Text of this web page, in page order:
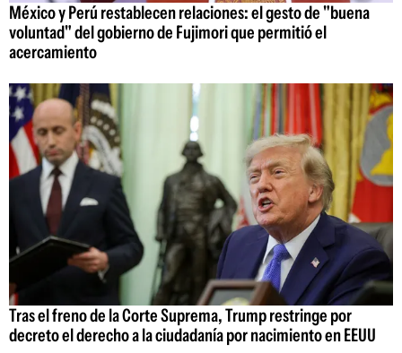
México y Perú restablecen relaciones: el gesto de "buena
voluntad" del gobierno de Fujimori que permitió el
acercamiento
Tras el freno de la Corte Suprema, Trump restringe por
decreto el derecho a la ciudadanía por nacimiento en EEUU